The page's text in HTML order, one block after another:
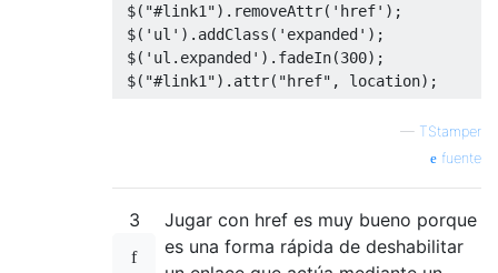
$( "#link1"). removeAttr( 'href' );
$( 'ul' ). addClass ( 'expanded' );
$( 'ul.expanded' ). fadeIn(300);
$( "#link1"). attr( "href" , location);
— TStamper
fuente
3
Jugar con href es muy bueno porque
es una forma rápida de deshabilitar